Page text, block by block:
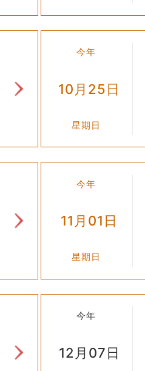
今年
10月25日
星期日
今年
11月01日
星期日
今年
12月07日